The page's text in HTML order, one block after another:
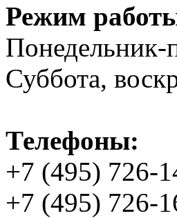
Режим
Понедельник-
Суббота,
Телефоны:
+7 (495) 726-
+7 (495) 726-